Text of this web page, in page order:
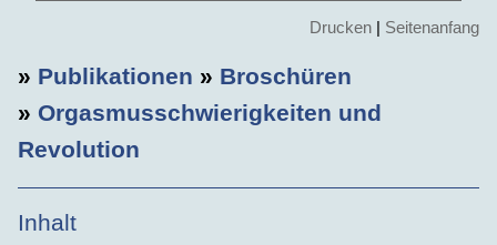
Drucken | Seitenanfang
» Publikationen » Broschüren
» Orgasmusschwierigkeiten und
Revolution
Inhalt